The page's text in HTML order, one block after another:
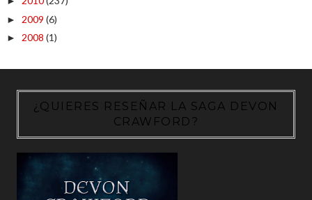
► 2009 (6)
► 2008 (1)
¿QUIERES RESEÑAR LA SAGA DEVON
CRAWFORD?